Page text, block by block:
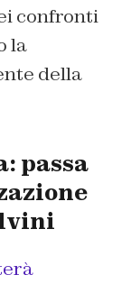
confronti
la
della
passa